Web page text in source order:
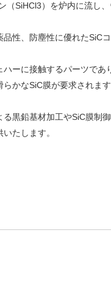
（SiHCl3）を炉内に流し
性、防塵性に優れたSiC
ハーに接触するパーツで
かなSiC膜が要求されます
る黒鉛基材加工やSiC膜制
たします。